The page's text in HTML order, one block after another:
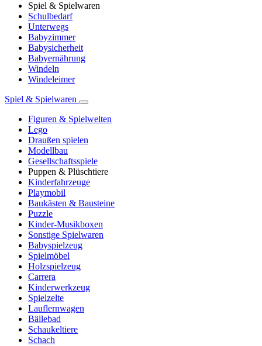
Spiel & Spielwaren
Schulbedarf
Unterwegs
Babyzimmer
Babysicherheit
Babyernährung
Windeln
Windeleimer
Spiel & Spielwaren
Figuren & Spielwelten
Lego
Draußen spielen
Modellbau
Gesellschaftsspiele
Puppen & Plüschtiere
Kinderfahrzeuge
Playmobil
Baukästen & Bausteine
Puzzle
Kinder-Musikboxen
Sonstige Spielwaren
Babyspielzeug
Spielmöbel
Holzspielzeug
Carrera
Kinderwerkzeug
Spielzelte
Lauflernwagen
Bällebad
Schaukeltiere
Schach